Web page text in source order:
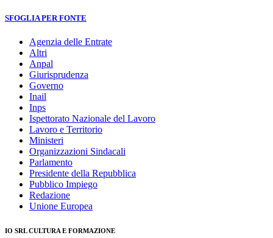
SFOGLIA PER FONTE
Agenzia delle Entrate
Altri
Anpal
Giurisprudenza
Governo
Inail
Inps
Ispettorato Nazionale del Lavoro
Lavoro e Territorio
Ministeri
Organizzazioni Sindacali
Parlamento
Presidente della Repubblica
Pubblico Impiego
Redazione
Unione Europea
IO SRL CULTURA E FORMAZIONE